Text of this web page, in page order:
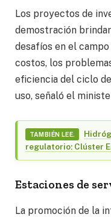
Los proyectos de
demostración
desafíos en el
costos, los
eficiencia del ciclo
uso, señaló el
TAMBIÉN LEE.
regulatorio: Clúster
Estaciones de
La promoción de la